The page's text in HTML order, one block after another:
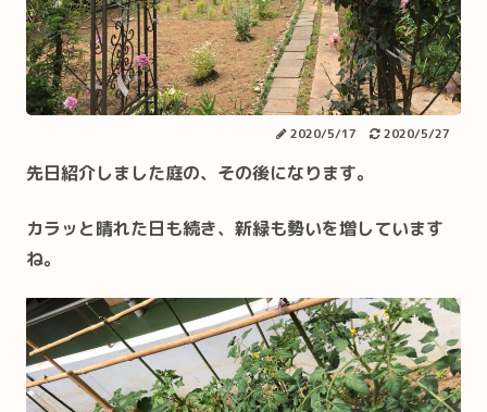
2020/5/17 2020/5/27
先日紹介しました庭の、その後になります。
カラッと晴れた日も続き、新緑も勢いを増しています
ね。